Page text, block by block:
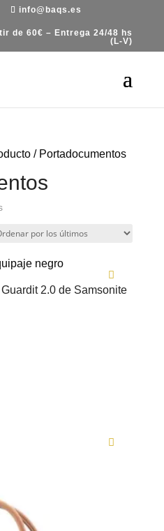
info@baqs.es
de 60€ – Entrega 24/48 hs
(L-V)
/ Portadocumentos
Ordenado
los
2.0 de Samsonite